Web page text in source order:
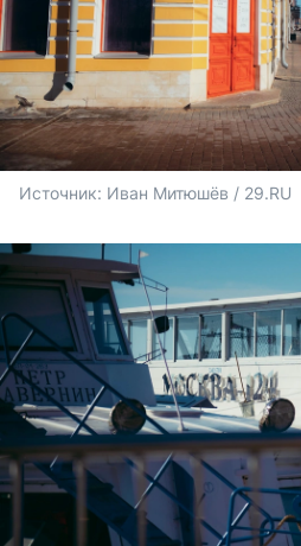
Источник: Иван Митюшёв / 29.RU